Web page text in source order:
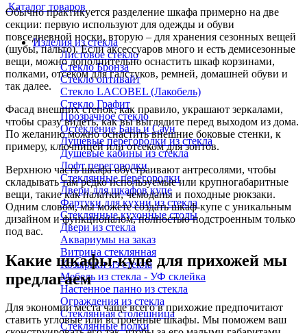
Каталог товаров
Изделия из стекла
Листовое стекло
Стекло Бронза
Стекло оптивайт
Стекло LACOBEL (Лакобель)
Стекло Графит
Прозрачное стекло
Остекление Бань и Саун
Душевые перегородки из стекла
Душевые кабины из стекла
Лофт перегородки
Стеклянные перегородки
Двери для шкафов купе
Фартуки для кухни из стекла
Стеклянные кухонные столы
Двери из стекла
Аквариумы на заказ
Витрина стеклянная
Козырьки из стекла
Мебель из стекла - УФ склейка
Настенное панно из стекла
Ограждения из стекла
Стеклянная столешница
Стеклянные полки
Обычно практикуется разделение шкафа примерно на две
секции: первую используют для одежды и обуви
повседневной носки, вторую – для хранения сезонных вещей
(шубы, пальто). Если аксессуаров много и есть демисезонные
вещи, можно дополнительно оснастить шкаф корзинами,
полками, отсеком для галстуков, ремней, домашней обуви и
так далее.
Фасад внешних стенок, как правило, украшают зеркалами,
чтобы сразу видеть, как вы выглядите перед выходом из дома.
По желанию можно оснастить внешние боковые стенки, к
примеру, ключницей или отсеком для зонтов.
Верхнюю часть шкафа обустраивают антресолями, чтобы
складывать там редко используемые или крупногабаритные
вещи, такие как палатки, чемоданы и походные рюкзаки.
Одним словом, мы можете создать шкаф-купе с уникальным
дизайном и функционалом, полностью подстроенным только
под вас.
Какие шкафы-купе для прихожей мы
предлагаем
Для экономии места чаще всего в прихожие предпочитают
ставить угловые или встроенные шкафы. Мы поможем ваш